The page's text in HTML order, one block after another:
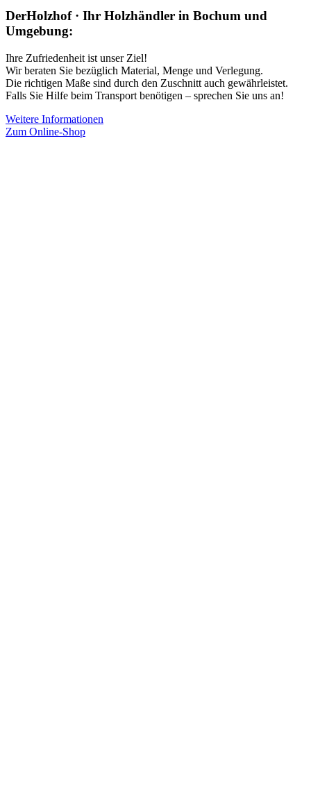
DerHolzhof · Ihr Holzhändler in Bochum und
Umgebung:
Ihre Zufriedenheit ist unser Ziel!
Wir beraten Sie bezüglich Material, Menge und Verlegung.
Die richtigen Maße sind durch den Zuschnitt auch gewährleistet.
Falls Sie Hilfe beim Transport benötigen – sprechen Sie uns an!
Weitere Informationen
Zum Online-Shop